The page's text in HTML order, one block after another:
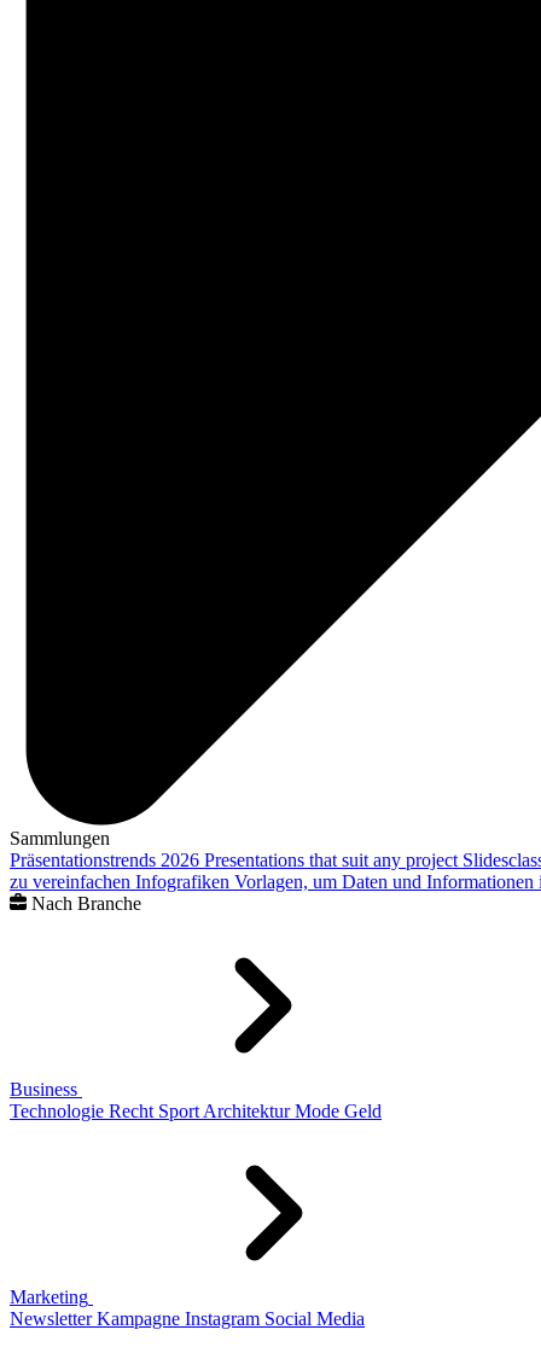
Sammlungen
Präsentationstrends 2026 Presentations that suit any project
zu vereinfachen Infografiken Vorlagen, um Daten und
Nach Branche
Business
Technologie Recht Sport Architektur Mode Geld
Marketing
Newsletter Kampagne Instagram Social Media